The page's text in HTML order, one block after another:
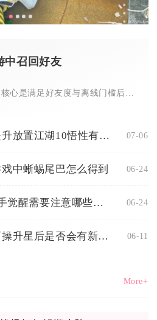
中召回好友
想要快速提升放置江湖10悟性有什么建议 07-06
中蜥蜴尾巴怎么得到 06-24
晶核coa枪手觉醒需要注意哪些细节 06-24
万国觉醒曹操升星后是否会有新的外观 06-11
More+